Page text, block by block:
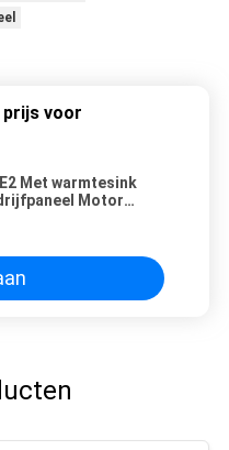
prijs voor
Met warmtesink
Motor